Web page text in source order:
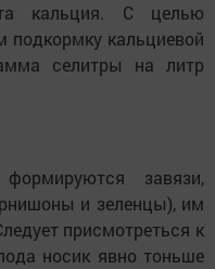
кальция. С целью
подкормку кальциевой
селитры на литр
завязи,
и зеленцы), им
присмотреться к
носик явно тоньше